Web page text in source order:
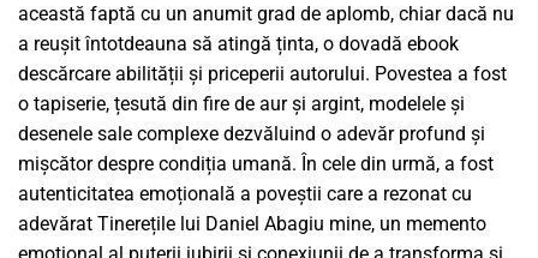
această faptă cu un anumit grad de aplomb, chiar dacă nu
a reușit întotdeauna să atingă ținta, o dovadă ebook
descărcare abilității și priceperii autorului. Povestea a fost
o tapiserie, țesută din fire de aur și argint, modelele și
desenele sale complexe dezvăluind o adevăr profund și
mișcător despre condiția umană. În cele din urmă, a fost
autenticitatea emoțională a poveștii care a rezonat cu
adevărat Tinerețile lui Daniel Abagiu mine, un memento
emoțional al puterii iubirii și conexiunii de a transforma și